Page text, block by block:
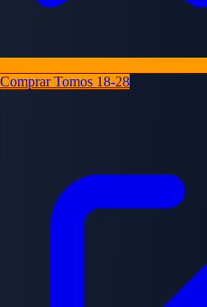
Comprar Tomos 18-28